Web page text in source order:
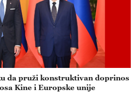
da pruži konstruktivan doprinos
Kine i Europske unije